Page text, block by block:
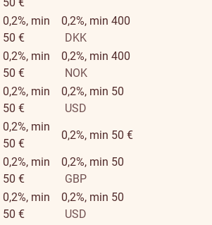
0,2%, min
50 €
0,2%, min 400
DKK
0,2%, min
50 €
0,2%, min 400
NOK
0,2%, min
50 €
0,2%, min 50
USD
0,2%, min
50 €
0,2%, min 50 €
0,2%, min
50 €
0,2%, min 50
GBP
0,2%, min
50 €
0,2%, min 50
USD